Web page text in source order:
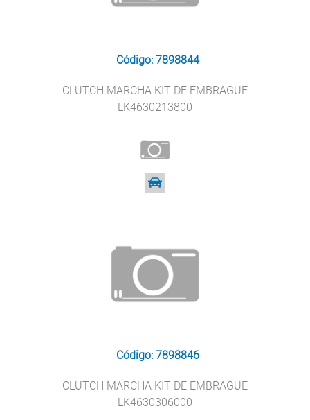
Código: 7898844
CLUTCH MARCHA KIT DE EMBRAGUE
LK4630213800
Código: 7898846
CLUTCH MARCHA KIT DE EMBRAGUE
LK4630306000